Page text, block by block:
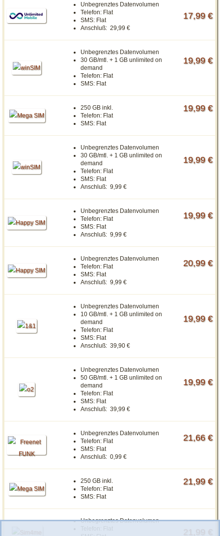
Unbegrenztes Datenvolumen
Telefon: Flat
SMS: Flat
Anschluß: 29,99 €
17,99 €
Unbegrenztes Datenvolumen
30 GB/mtl. + 1 GB unlimited on
demand
Telefon: Flat
SMS: Flat
19,99 €
250 GB inkl.
Telefon: Flat
SMS: Flat
19,99 €
Unbegrenztes Datenvolumen
30 GB/mtl. + 1 GB unlimited on
demand
Telefon: Flat
SMS: Flat
Anschluß: 9,99 €
19,99 €
Unbegrenztes Datenvolumen
Telefon: Flat
SMS: Flat
Anschluß: 9,99 €
19,99 €
Unbegrenztes Datenvolumen
Telefon: Flat
SMS: Flat
Anschluß: 9,99 €
20,99 €
Unbegrenztes Datenvolumen
10 GB/mtl. + 1 GB unlimited on
demand
Telefon: Flat
SMS: Flat
Anschluß: 39,90 €
19,99 €
Unbegrenztes Datenvolumen
50 GB/mtl. + 1 GB unlimited on
demand
Telefon: Flat
SMS: Flat
Anschluß: 39,99 €
19,99 €
Unbegrenztes Datenvolumen
Telefon: Flat
SMS: Flat
Anschluß: 0,99 €
21,66 €
250 GB inkl.
Telefon: Flat
SMS: Flat
21,99 €
Unbegrenztes Datenvolumen